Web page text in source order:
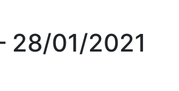
28/01/2021